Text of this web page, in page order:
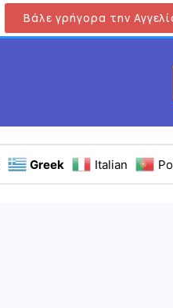
Βάλε γρήγορα την
Greek Italian